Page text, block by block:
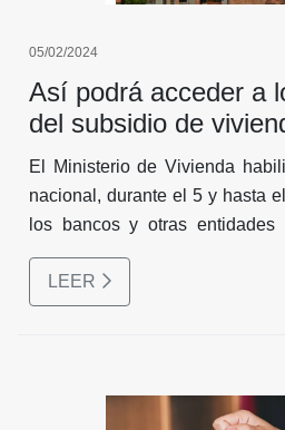
05/02/2024
Así podrá acceder a
del subsidio de
El Ministerio de Vivienda
nacional, durante el 5 y hasta
los bancos y otras entidades
información requerida para
programa Mi Casa Ya, el cual
de pago en la deuda para
LEER